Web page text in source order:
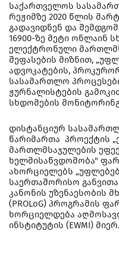
საქართველოს
რეჟიმზე 2020 წლის
გადავიდნენ და
16900-ზე მეტი ონლაინ
ელექტრონული
შეფასების მიზნით,
ადვოკატების,
სასამართლო
ჟურნალისტების
სხდომების
დისტანციურ
წარიმართა პროექტის
მართლმსაჯულების
ხელმისაწვდომობა"
ახორციელებს
საერთაშორისო
კანონის უზენაესობის
(PROLoG) პროგრამის
ხორციელდება
ინსტიტუტის (EWMI) მიერ.